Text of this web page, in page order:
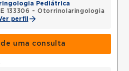
Pediátrica
133306 - Otorrinolaringologia
perfil
uma consulta